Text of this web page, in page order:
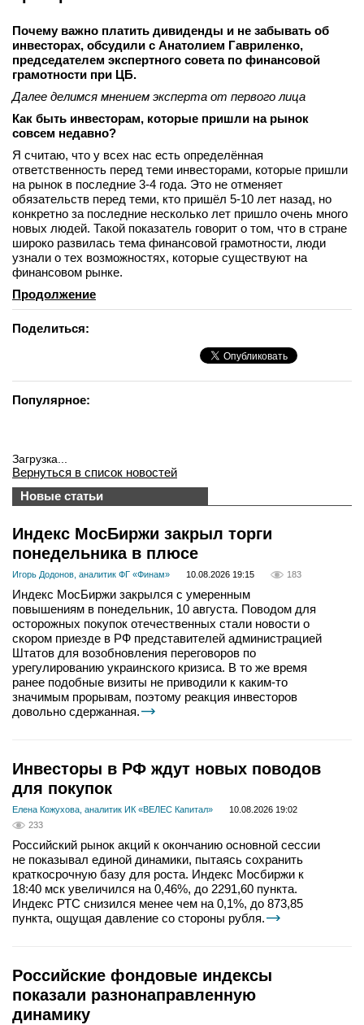
Почему важно платить дивиденды и не забывать об
инвесторах, обсудили с Анатолием Гавриленко,
председателем экспертного совета по финансовой
грамотности при ЦБ.
Далее делимся мнением эксперта от первого лица
Как быть инвесторам, которые пришли на рынок
совсем недавно?
Я считаю, что у всех нас есть определённая
ответственность перед теми инвесторами, которые пришли
на рынок в последние 3-4 года. Это не отменяет
обязательств перед теми, кто пришёл 5-10 лет назад, но
конкретно за последние несколько лет пришло очень много
новых людей. Такой показатель говорит о том, что в стране
широко развилась тема финансовой грамотности, люди
узнали о тех возможностях, которые существуют на
финансовом рынке.
Продолжение
Поделиться:
Популярное:
Загрузка...
Вернуться в список новостей
Новые статьи
Индекс МосБиржи закрыл торги
понедельника в плюсе
Игорь Додонов, аналитик ФГ «Финам» 10.08.2026 19:15 183
Индекс МосБиржи закрылся с умеренным
повышениям в понедельник, 10 августа. Поводом для
осторожных покупок отечественных стали новости о
скором приезде в РФ представителей администрацией
Штатов для возобновления переговоров по
урегулированию украинского кризиса. В то же время
ранее подобные визиты не приводили к каким-то
значимым прорывам, поэтому реакция инвесторов
довольно сдержанная.
Инвесторы в РФ ждут новых поводов
для покупок
Елена Кожухова, аналитик ИК «ВЕЛЕС Капитал»
10.08.2026 19:02
233
Российский рынок акций к окончанию основной сессии
не показывал единой динамики, пытаясь сохранить
краткосрочную базу для роста. Индекс Мосбиржи к
18:40 мск увеличился на 0,46%, до 2291,60 пункта.
Индекс РТС снизился менее чем на 0,1%, до 873,85
пункта, ощущая давление со стороны рубля.
Российские фондовые индексы
показали разнонаправленную
динамику